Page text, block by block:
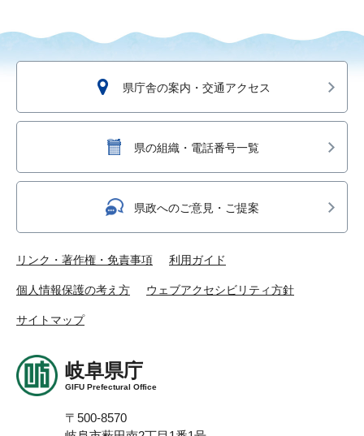
県庁舎の案内・交通アクセス
県の組織・電話番号一覧
県政へのご意見・ご提案
リンク・著作権・免責事項 利用ガイド
個人情報保護の考え方 ウェブアクセシビリティ方針
サイトマップ
岐阜県庁
GIFU Prefectural Office
〒500-8570